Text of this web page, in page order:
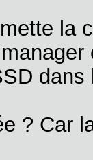
la
dans
? Car